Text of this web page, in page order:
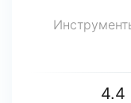
4.4